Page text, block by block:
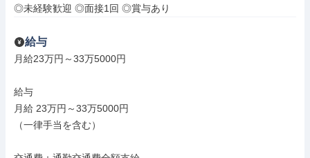
◎未経験歓迎 ◎面接1回 ◎賞与あり
給与
月給23万円～33万5000円
給与
月給 23万円～33万5000円
（一律手当を含む）